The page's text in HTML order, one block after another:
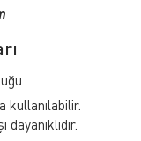
kullanılabilir.